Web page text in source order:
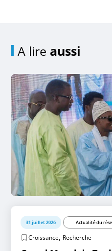
A lire aussi
31 juillet 2026 Actualité du
Croissance, Recherche